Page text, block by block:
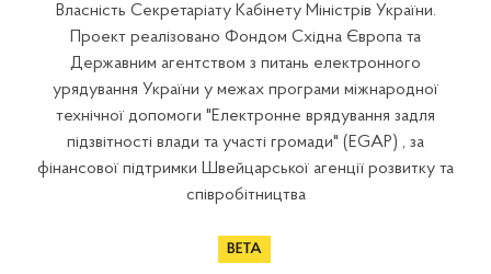
Власність Секретаріату Кабінету Міністрів України.
Проект реалізовано Фондом Східна Європа та
Державним агентством з питань електронного
урядування України у межах програми міжнародної
технічної допомоги "Електронне врядування задля
підзвітності влади та участі громади" (EGAP) , за
фінансової підтримки Швейцарської агенції розвитку та
співробітництва